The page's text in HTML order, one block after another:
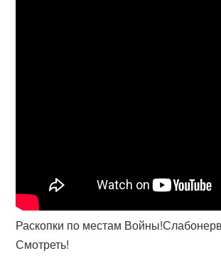
Раскопки по местам
Смотреть!